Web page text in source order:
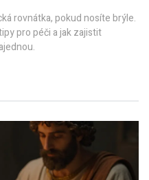
rovnátka, pokud nosíte brýle.
pro péči a jak zajistit